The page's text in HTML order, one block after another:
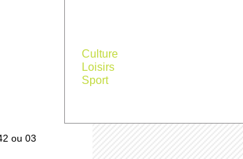
ou 03
Culture
Loisirs
Sport